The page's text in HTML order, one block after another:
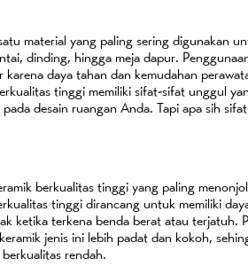
material yang paling sering digunakan
dinding, hingga meja dapur.
karena daya tahan dan kemudahan
tinggi memiliki sifat-sifat unggul
desain ruangan Anda. Tapi apa sih
berkualitas tinggi yang paling
tinggi dirancang untuk memiliki
ketika terkena benda berat atau terjatuh.
jenis ini lebih padat dan kokoh,
rendah.